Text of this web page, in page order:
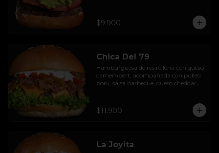
$9.900
Chica Del 79
Hamburguesa de res rellena con queso
camembert, acompañada con pulled
pork, salsa barbecue, queso cheddar,
$11.900
La Joyita